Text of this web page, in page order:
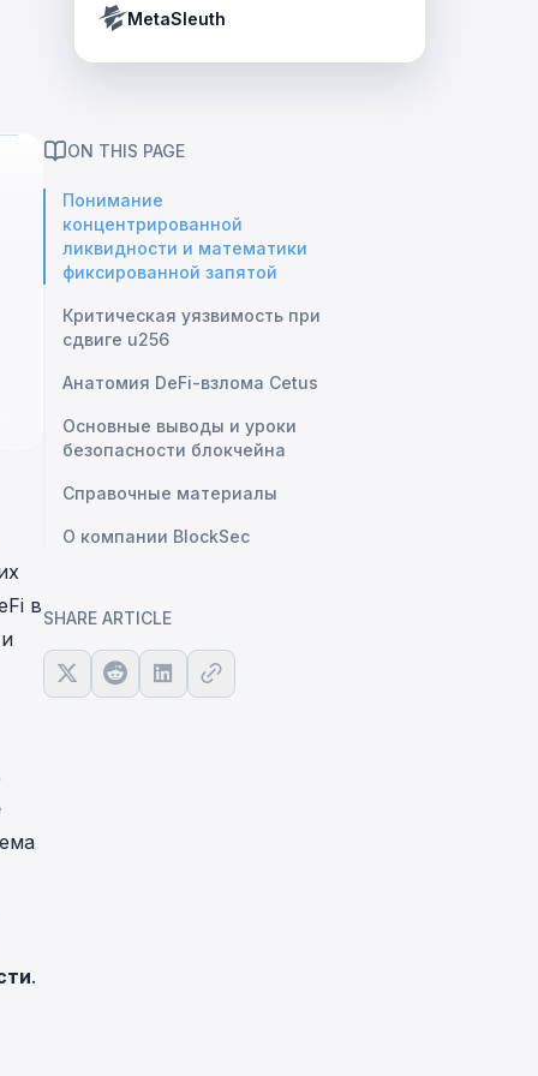
Tether’s blacklist in real time.
MetaSleuth
в
.
ON THIS PAGE
Понимание
концентрированной
ликвидности и математики
фиксированной запятой
Критическая уязвимость при
сдвиге u256
Анатомия DeFi-взлома Cetus
Основные выводы и уроки
безопасности блокчейна
Справочные материалы
О компании BlockSec
SHARE ARTICLE